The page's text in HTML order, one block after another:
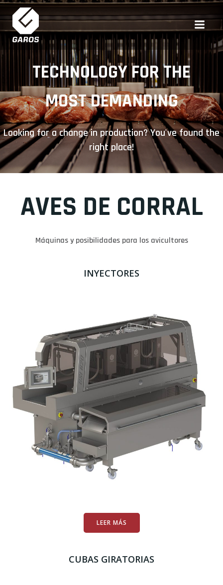
Saltar
al
contenido
TECHNOLOGY FOR THE
MOST DEMANDING
Looking for a change in production? You've found the
right place!
AVES DE CORRAL
Máquinas y posibilidades para los avicultores
INYECTORES
LEER MÁS
CUBAS GIRATORIAS